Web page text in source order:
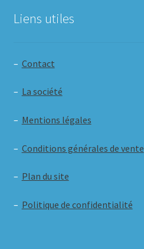
Liens utiles
– Contact
– La société
– Mentions légales
– Conditions générales de vente
– Plan du site
– Politique de confidentialité